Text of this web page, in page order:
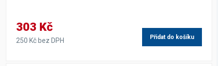
303 Kč
250 Kč bez DPH Přidat do košíku